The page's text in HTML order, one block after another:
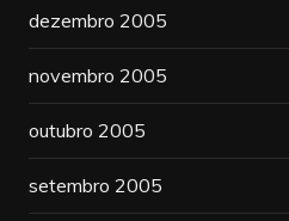
dezembro 2005
novembro 2005
outubro 2005
setembro 2005